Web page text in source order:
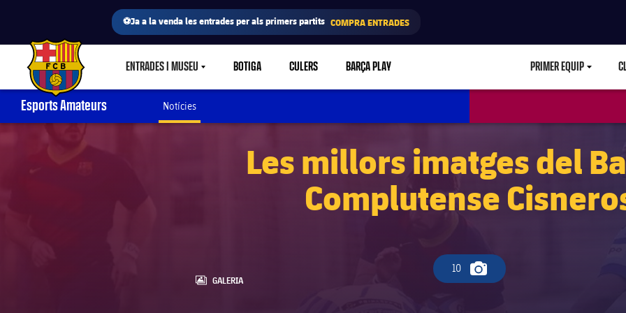
⚽Ja a la venda les entrades per als primers partits COMPRA ENTRADES
FC Barcelona club badge ENTRADES I MUSEULABEL.SHARE.CARETDOWN
BOTIGA CULERS BARÇA PLAY PRIMER EQUIP
Esports Amateurs Notícies
Les millors imatges del
Complutense
10
Icona de càmera
LABEL.ARIA.GALLERY
GALERIA